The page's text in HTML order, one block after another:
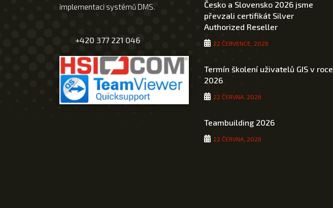
implementaci systémů DMS.
+420 377 221 046
Česko a Slovensko 2026 jsme
převzali certifikát Silver
Authorized Reseller
22 ČERVENCE, 2026
Termín školení uživatelů GIS v roce
2026
22 ČERVNA, 2026
Teambuilding 2026
22 ČERVNA, 2026